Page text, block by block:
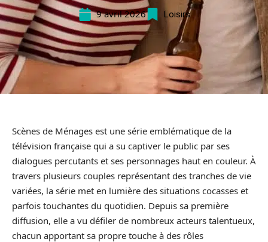
9 avril 2026 Loisirs
Scènes de Ménages est une série emblématique de la
télévision française qui a su captiver le public par ses
dialogues percutants et ses personnages haut en couleur. À
travers plusieurs couples représentant des tranches de vie
variées, la série met en lumière des situations cocasses et
parfois touchantes du quotidien. Depuis sa première
diffusion, elle a vu défiler de nombreux acteurs talentueux,
chacun apportant sa propre touche à des rôles